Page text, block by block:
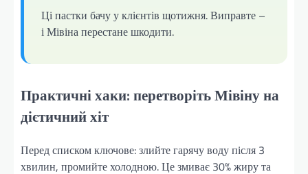
Ці пастки бачу у клієнтів щотижня. Виправте –
і Мівіна перестане шкодити.
Практичні хаки: перетворіть Мівіну на
дієтичний хіт
Перед списком ключове: злийте гарячу воду після 3
хвилин, промийте холодною. Це змиває 30% жиру та